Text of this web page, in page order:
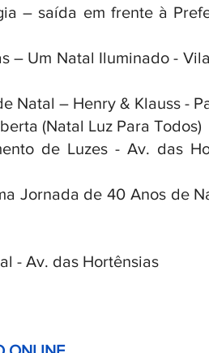
– saída em frente à
– Um Natal Iluminado -
Natal – Henry & Klauss -
(Natal Luz Para Todos)
de Luzes - Av. das
Jornada de 40 Anos de
- Av. das Hortênsias